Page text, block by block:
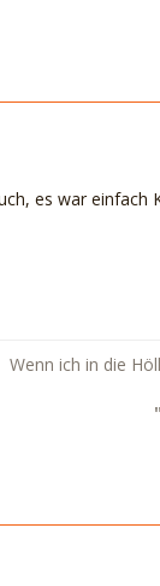
es war einfach
Wenn ich in die